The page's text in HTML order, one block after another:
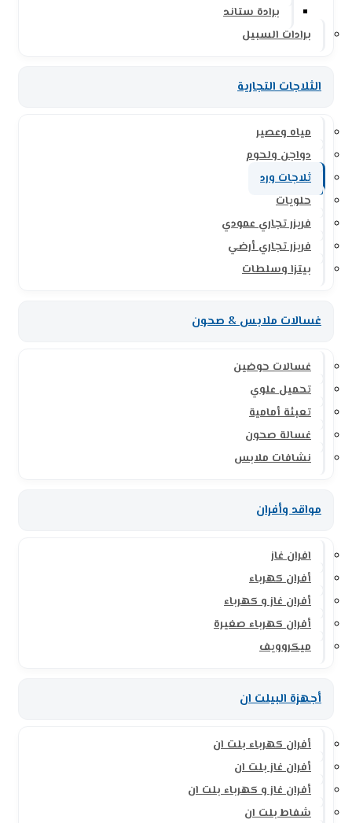
برادة ستاند
برادات السبيل
الثلاجات التجارية
مياه وعصير
دواجن ولحوم
ثلاجات ورد
حلويات
فريزر تجاري عمودي
فريزر تجاري أرضي
بيتزا وسلطات
غسالات ملابس & صحون
غسالات حوضين
تحميل علوي
تعبئة أمامية
غسالة صحون
نشافات ملابس
مواقد وأفران
افران غاز
أفران كهرباء
أفران غاز و كهرباء
أفران كهرباء صغيرة
ميكروويف
أجهزة البيلت ان
أفران كهرباء بلت ان
أفران غاز بلت ان
أفران غاز و كهرباء بلت ان
شفاط بلت ان